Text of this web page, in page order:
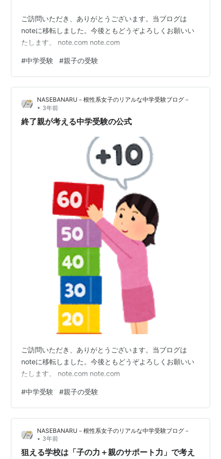
ご訪問いただき、ありがとうございます。当ブログは
noteに移転しました。今後ともどうぞよろしくお願いい
たします。 note.com note.com
#中学受験 #親子の受験
NASEBANARU－根性系女子のリアルな中学受験ブログ－
• 3年前
終了親が考える中学受験の公式
ご訪問いただき、ありがとうございます。当ブログは
noteに移転しました。今後ともどうぞよろしくお願いい
たします。 note.com note.com
#中学受験 #親子の受験
NASEBANARU－根性系女子のリアルな中学受験ブログ－
• 3年前
狙える学校は「子の力＋親のサポート力」で考え